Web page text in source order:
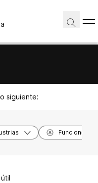
siguiente:
Funciones